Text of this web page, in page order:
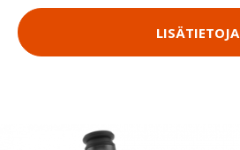
LISÄTIETOJA